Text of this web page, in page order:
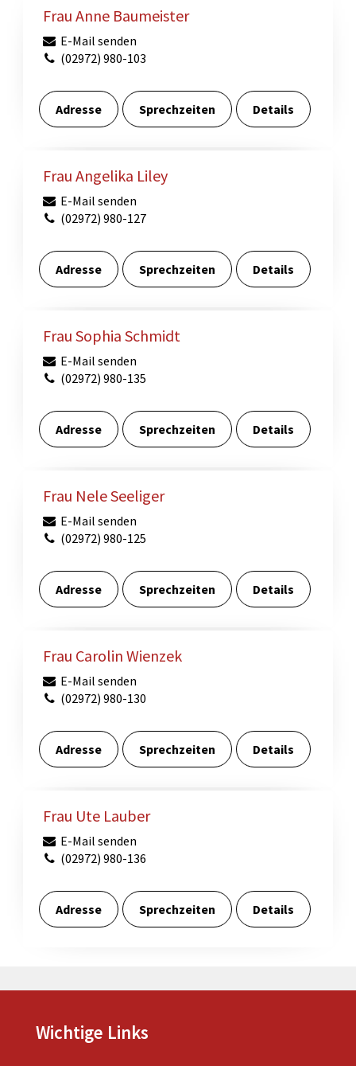
Frau Anne Baumeister
E-Mail senden
(02972) 980-103
Adresse Sprechzeiten Details
Frau Angelika Liley
E-Mail senden
(02972) 980-127
Adresse Sprechzeiten Details
Frau Sophia Schmidt
E-Mail senden
(02972) 980-135
Adresse Sprechzeiten Details
Frau Nele Seeliger
E-Mail senden
(02972) 980-125
Adresse Sprechzeiten Details
Frau Carolin Wienzek
E-Mail senden
(02972) 980-130
Adresse Sprechzeiten Details
Frau Ute Lauber
E-Mail senden
(02972) 980-136
Adresse Sprechzeiten Details
Wichtige Links